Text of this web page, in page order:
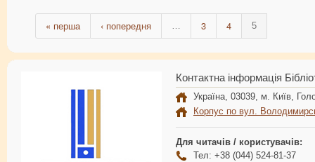
« перша ‹ попередня … 3 4 5
Контактна інформація
Україна, 03039, м. Київ,
Корпус по вул.
Для читачів / користувачів:
Тел: +38 (044) 524-81-37